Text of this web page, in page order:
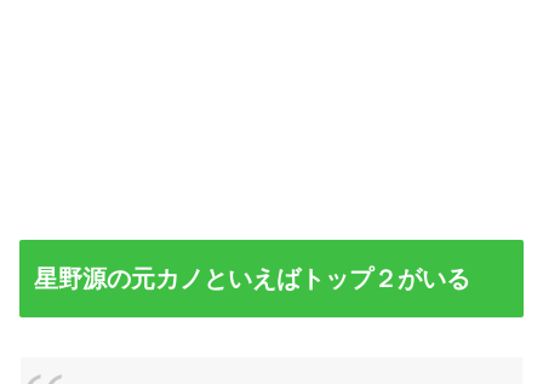
星野源の元カノといえばトップ２がいる